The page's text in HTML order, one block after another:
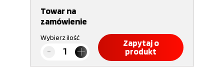
Towar na
zamówienie
Wybierz ilość
Zapytaj o
produkt